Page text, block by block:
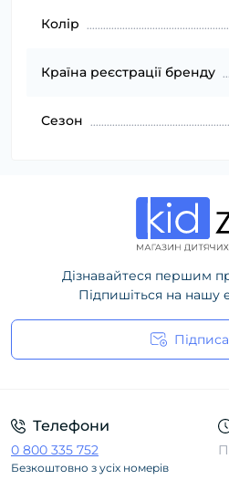
Колір
Країна реєстрації бренду
Сезон
Дізнавайтеся першим
Підпишіться на нашу
Телефони
0 800 335 752
Безкоштовно з усіх номерів